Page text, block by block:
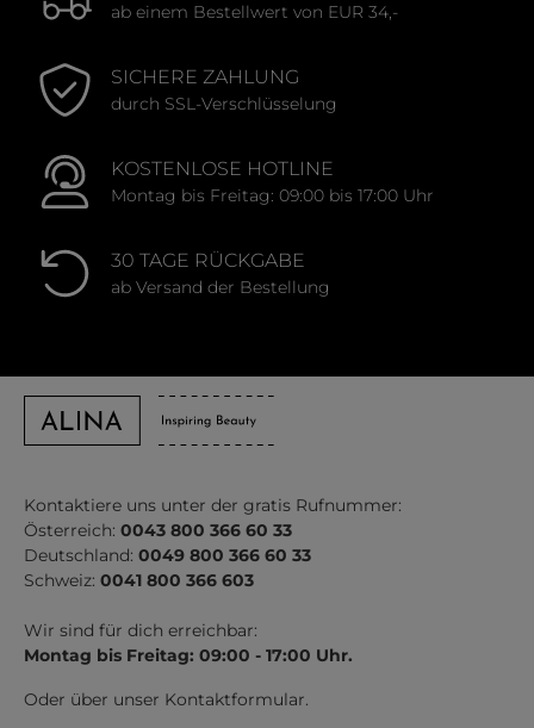
ab einem Bestellwert von EUR 34,-
SICHERE ZAHLUNG
durch SSL-Verschlüsselung
KOSTENLOSE HOTLINE
Montag bis Freitag: 09:00 bis 17:00 Uhr
30 TAGE RÜCKGABE
ab Versand der Bestellung
Kontaktiere uns unter der gratis Rufnummer:
Österreich: 0043 800 366 60 33
Deutschland: 0049 800 366 60 33
Schweiz: 0041 800 366 603
Wir sind für dich erreichbar:
Montag bis Freitag: 09:00 - 17:00 Uhr.
Oder über unser Kontaktformular.